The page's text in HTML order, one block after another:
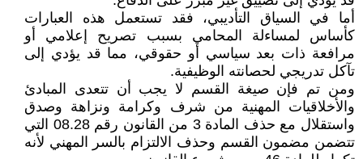
أما في السياق التأديبي، فقد تستعمل هذه العبارات
كأساس لمساءلة المحامي بسبب تصريح إعلامي أو
مرافعة ذات بعد سياسي أو حقوقي، مما قد يؤدي إلى
تآكل تدريجي لحصانته الوظيفية.
ومن تم فإن صيغة القسم لا يجب أن تتعدى المبادئ
والأخلاقيات المهنية من شرف وكرامة ونزاهة وصدق
واستقلال مع حذف المادة 3 من القانون رقم 08.28 التي
تتضمن مضمون القسم وحذف الالتزام بالسر المهني لأنه